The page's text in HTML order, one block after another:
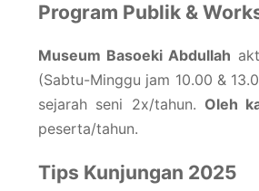
Program Publik &
Museum Basoeki Abdullah
(Sabtu-Minggu jam 10.00 &
sejarah seni 2x/tahun. Oleh
peserta/tahun.
Tips Kunjungan 2025